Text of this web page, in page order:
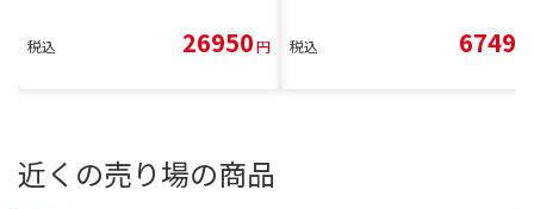
税込 26950円 税込 6749
近くの売り場の商品